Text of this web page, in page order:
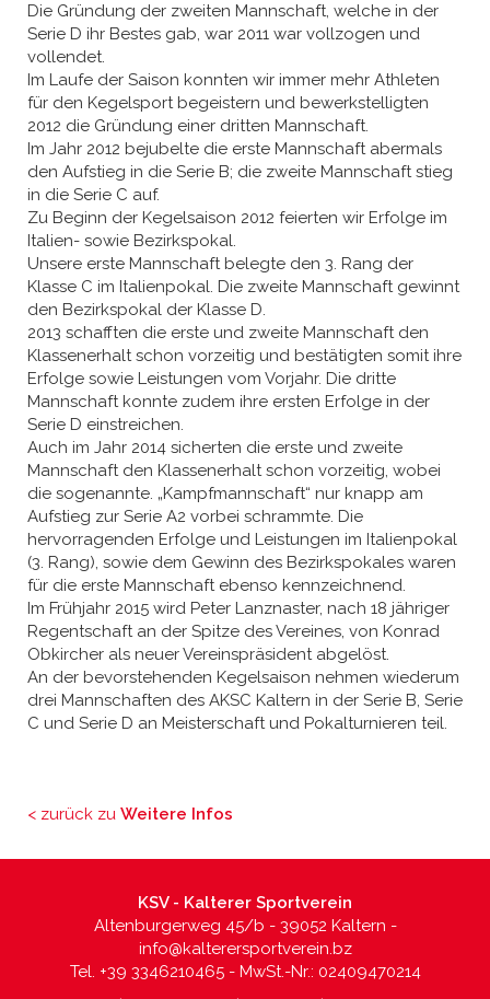
Die Gründung der zweiten Mannschaft, welche in der
Serie D ihr Bestes gab, war 2011 war vollzogen und
vollendet.
Im Laufe der Saison konnten wir immer mehr Athleten
für den Kegelsport begeistern und bewerkstelligten
2012 die Gründung einer dritten Mannschaft.
Im Jahr 2012 bejubelte die erste Mannschaft abermals
den Aufstieg in die Serie B; die zweite Mannschaft stieg
in die Serie C auf.
Zu Beginn der Kegelsaison 2012 feierten wir Erfolge im
Italien- sowie Bezirkspokal.
Unsere erste Mannschaft belegte den 3. Rang der
Klasse C im Italienpokal. Die zweite Mannschaft gewinnt
den Bezirkspokal der Klasse D.
2013 schafften die erste und zweite Mannschaft den
Klassenerhalt schon vorzeitig und bestätigten somit ihre
Erfolge sowie Leistungen vom Vorjahr. Die dritte
Mannschaft konnte zudem ihre ersten Erfolge in der
Serie D einstreichen.
Auch im Jahr 2014 sicherten die erste und zweite
Mannschaft den Klassenerhalt schon vorzeitig, wobei
die sogenannte. „Kampfmannschaft“ nur knapp am
Aufstieg zur Serie A2 vorbei schrammte. Die
hervorragenden Erfolge und Leistungen im Italienpokal
(3. Rang), sowie dem Gewinn des Bezirkspokales waren
für die erste Mannschaft ebenso kennzeichnend.
Im Frühjahr 2015 wird Peter Lanznaster, nach 18 jähriger
Regentschaft an der Spitze des Vereines, von Konrad
Obkircher als neuer Vereinspräsident abgelöst.
An der bevorstehenden Kegelsaison nehmen wiederum
drei Mannschaften des AKSC Kaltern in der Serie B, Serie
C und Serie D an Meisterschaft und Pokalturnieren teil.
< zurück zu Weitere Infos
KSV - Kalterer Sportverein
Altenburgerweg 45/b - 39052 Kaltern -
info@kalterersportverein.bz
Tel. +39 3346210465 - MwSt.-Nr.: 02409470214